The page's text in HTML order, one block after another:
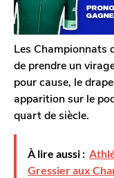
i
s
a
g
o
m
G
a
l
e
r
o
n
g
o
Les Championnats
de prendre un
pour cause, le
apparition sur le
quart de siècle.
À lire aussi :
Gressier aux